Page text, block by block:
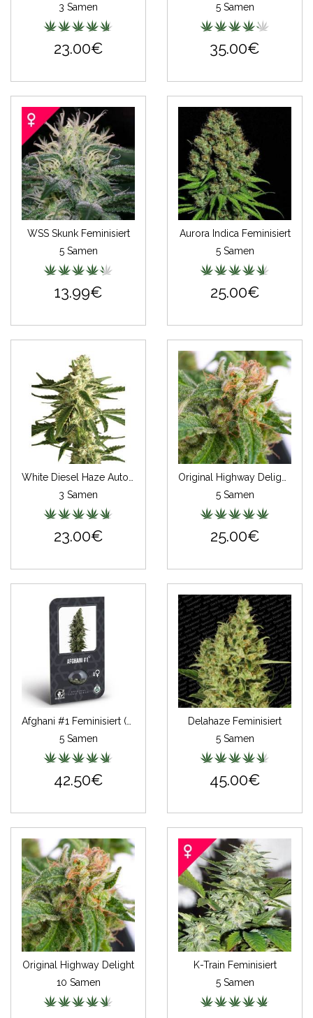
3 Samen
23.00€
5 Samen
35.00€
WSS Skunk Feminisiert
5 Samen
13.99€
Aurora Indica Feminisiert
5 Samen
25.00€
3 Samen
23.00€
5 Samen
25.00€
5 Samen
42.50€
Delahaze Feminisiert
5 Samen
45.00€
Original Highway Delight
10 Samen
K-Train Feminisiert
5 Samen